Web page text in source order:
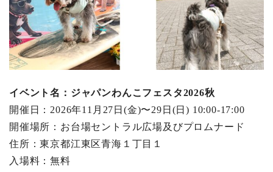
イベント名：ジャパンわんこフェスタ2026秋
開催日：2026年11月27日(金)〜29日(日) 10:00-17:00
開催場所：お台場セントラル広場及びプロムナード
住所：東京都江東区⻘海１丁目１
入場料：無料